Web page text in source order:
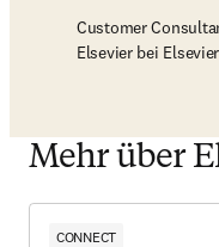
Customer
Elsevier bei Elsevier
Mehr über
CONNECT